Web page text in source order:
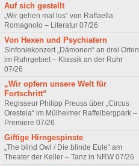
Auf sich gestellt
„Wir gehen mal los“ von Raffaella
Romagnolo – Literatur 07/26
Von Hexen und Psychiatern
Sinfoniekonzert „Dämonen“ an drei Orten
im Ruhrgebiet – Klassik an der Ruhr
07/26
„Wir opfern unsere Welt für
Fortschritt“
Regisseur Philipp Preuss über „Circus
Oresteia“ im Mülheimer Raffelbergpark –
Premiere 07/26
Giftige Hirngespinste
„The blind Owl / Die blinde Eule“ am
Theater der Keller – Tanz in NRW 07/26